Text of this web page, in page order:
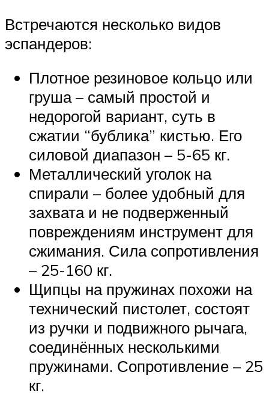
Встречаются несколько видов
эспандеров:
Плотное резиновое кольцо или
груша – самый простой и
недорогой вариант, суть в
сжатии “бублика” кистью. Его
силовой диапазон – 5-65 кг.
Металлический уголок на
спирали – более удобный для
захвата и не подверженный
повреждениям инструмент для
сжимания. Сила сопротивления
– 25-160 кг.
Щипцы на пружинах похожи на
технический пистолет, состоят
из ручки и подвижного рычага,
соединённых несколькими
пружинами. Сопротивление – 25
кг.